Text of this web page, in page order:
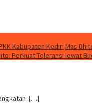
Kabupaten Kediri Mas
Perkuat Toleransi lewat
[…]